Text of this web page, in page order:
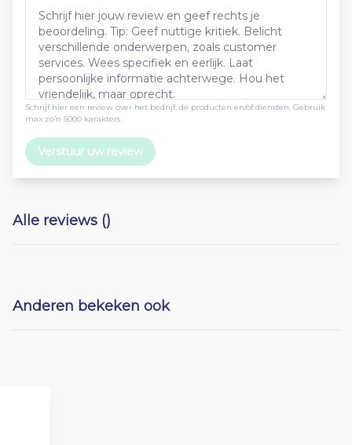
Schrijf hier een review over het bedrijf, de producten en/of diensten. Gebruik
max zo’n 5000 karakters
Verstuur uw review
Alle reviews ()
Anderen bekeken ook